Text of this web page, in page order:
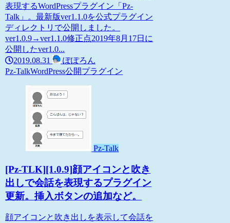
表現するWordPressプラグイン「Pz-
Talk」。最新版ver1.1.0を公式プラグイン
ディレクトリで公開しました。
ver1.0.9→ver1.1.0修正点2019年8月17日に
公開したver1.0...
2019.08.31
ぽぽろん
Pz-TalkWordPress公開プラグイン
Pz-Talk
[Pz-TLK][1.0.9]顔アイコンと吹き
出しで会話を表現するプラグイン
更新。挿入ボタンの追加など。
顔アイコンと吹き出しを表示して会話を